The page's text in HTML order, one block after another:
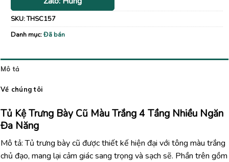
SKU:THSC157
Danh mục:Đã bán
Mô tả
Về chúng tôi
Tủ Kệ Trưng Bày Cũ Màu Trắng 4 Tầng Nhiều Ngăn
Đa Năng
Mô tả: Tủ trưng bày cũ được thiết kế hiện đại với tông màu trắng
chủ đạo, mang lại cảm giác sang trọng và sạch sẽ. Phần trên gồm